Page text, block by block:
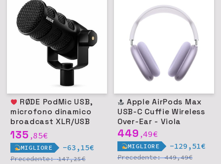
microfono dinamico
broadcast XLR/USB
per podcast e
streaming - Nero
135 ,85€
MIGLIORE -63,15€
Precedente:147,25€
Apple AirPods Max
USB-C Cuffie Wireless
Over-Ear - Viola
449 ,49€
MIGLIORE -129,51€
Precedente:449,49€